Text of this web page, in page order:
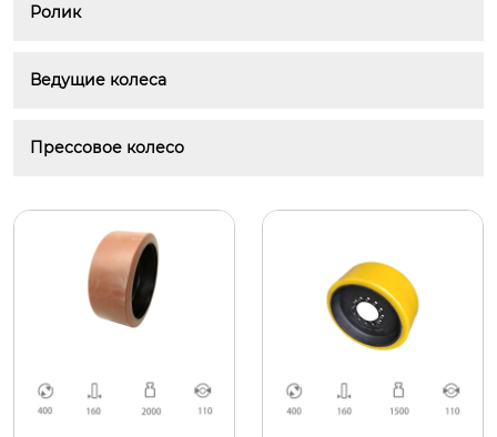
Ролик
Ведущие колеса
Прессовое колесо